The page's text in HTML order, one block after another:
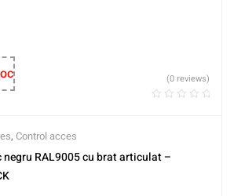
(0 reviews)
, Control acces
RAL9005 cu brat articulat –